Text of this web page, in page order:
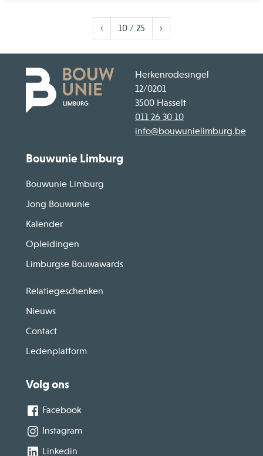
‹ Vorige10 / 25 Volgende
›
Herkenrodesingel
12/0201
3500 Hasselt
011 26 30 10
info@bouwunielimburg.be
Bouwunie Limburg
Bouwunie Limburg
Jong Bouwunie
Kalender
Opleidingen
Limburgse Bouwawards
Relatiegeschenken
Nieuws
Contact
Ledenplatform
Volg ons
Facebook
Instagram
Linkedin